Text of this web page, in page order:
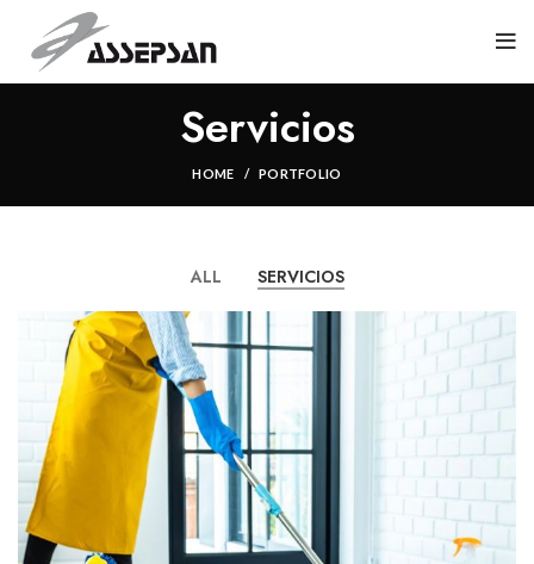
Servicios
HOME PORTFOLIO
ALL SERVICIOS